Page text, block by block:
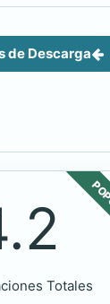
de Descarga
Totales